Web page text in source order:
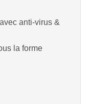
anti-virus &
la forme